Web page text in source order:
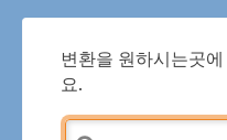
변환을 원하시는곳
요.